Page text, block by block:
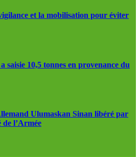
et la mobilisation pour éviter
saisie 10,5 tonnes en provenance du
Ulumaskan Sinan libéré par
de l’Armée